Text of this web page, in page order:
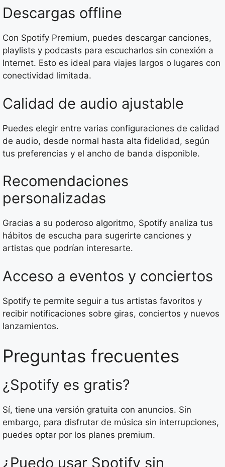
Descargas offline
Con Spotify Premium, puedes descargar canciones,
playlists y podcasts para escucharlos sin conexión a
Internet. Esto es ideal para viajes largos o lugares con
conectividad limitada.
Calidad de audio ajustable
Puedes elegir entre varias configuraciones de calidad
de audio, desde normal hasta alta fidelidad, según
tus preferencias y el ancho de banda disponible.
Recomendaciones
personalizadas
Gracias a su poderoso algoritmo, Spotify analiza tus
hábitos de escucha para sugerirte canciones y
artistas que podrían interesarte.
Acceso a eventos y conciertos
Spotify te permite seguir a tus artistas favoritos y
recibir notificaciones sobre giras, conciertos y nuevos
lanzamientos.
Preguntas frecuentes
¿Spotify es gratis?
Sí, tiene una versión gratuita con anuncios. Sin
embargo, para disfrutar de música sin interrupciones,
puedes optar por los planes premium.
¿Puedo usar Spotify sin